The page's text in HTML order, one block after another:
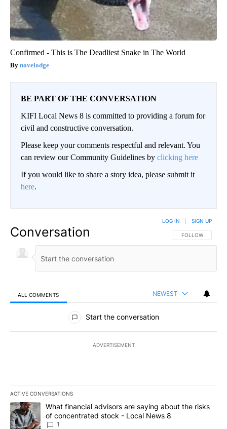
Confirmed - This is The Deadliest Snake in The World
novelodge
BE PART OF THE CONVERSATION
KIFI Local News 8 is committed to providing a forum for
civil and constructive conversation.
Please keep your comments respectful and relevant. You
can review our Community Guidelines by clicking here
If you would like to share a story idea, please submit it
here.
Conversation FOLLOW THIS
FOLLOW
LOG IN SIGN UP
ALL COMMENTS NEWEST
All Comments
Start the conversation
ADVERTISEMENT
ACTIVE CONVERSATIONS
The following is a list of the most commented articles in the last
A trending article titled "What financial advisors are saying
What financial advisors are saying about the risks
of concentrated stock - Local News 8
1